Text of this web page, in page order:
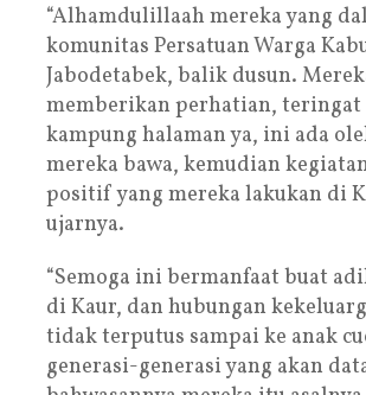
“Alhamdulillaah mereka yang
komunitas Persatuan Warga
Jabodetabek, balik dusun.
memberikan perhatian, teringat
kampung halaman ya, ini ada
mereka bawa, kemudian
positif yang mereka lakukan di
ujarnya.
“Semoga ini bermanfaat buat
di Kaur, dan hubungan
tidak terputus sampai ke anak
generasi-generasi yang akan